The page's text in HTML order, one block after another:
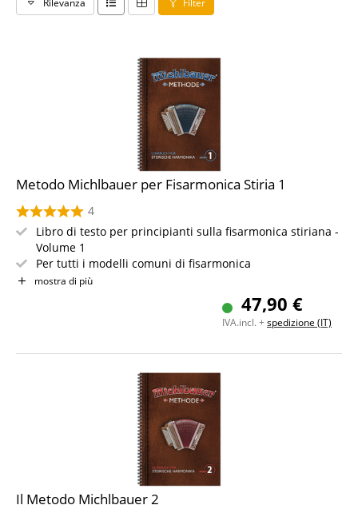
Rilevanza Filter
Metodo Michlbauer per Fisarmonica Stiria 1
4
Libro di testo per principianti sulla fisarmonica stiriana -
Volume 1
Per tutti i modelli comuni di fisarmonica
Difficoltà: Facile
Introduzione alla notazione a diteggiatura
Incluso accesso al materiale audio online
mostra di più
47,90 €
IVA.incl. +spedizione (IT)
Il Metodo Michlbauer 2